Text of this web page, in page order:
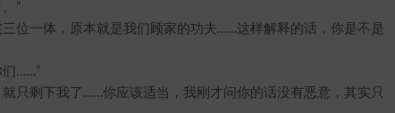
”
一体，原本就是我们顾家的功夫……这样解释的话，你是不是
……”
剩下我了……你应该适当，我刚才问你的话没有恶意，其实只